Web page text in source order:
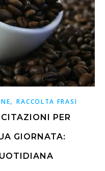
,RACCOLTA FRASI
PER
GIORNATA: